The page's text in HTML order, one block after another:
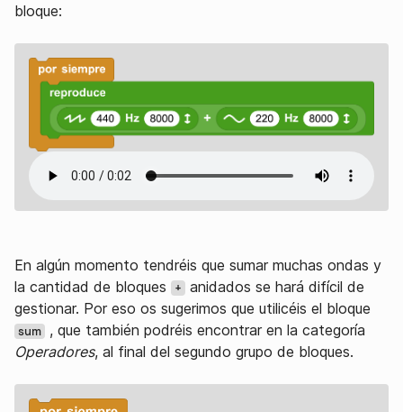
bloque:
En algún momento tendréis que sumar muchas ondas y
la cantidad de bloques
+ anidados se hará difícil de
gestionar. Por eso os sugerimos que utilicéis el bloque
sum , que también podréis encontrar en la categoría
Operadores, al final del segundo grupo de bloques.